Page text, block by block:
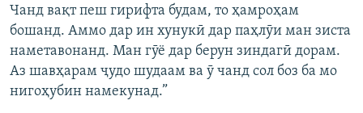
Чанд вақт пеш гирифта будам, то ҳамроҳам
бошанд. Аммо дар ин хунукӣ дар паҳлӯи ман зиста
наметавонанд. Ман гӯё дар берун зиндагӣ дорам.
Аз шавҳарам ҷудо шудаам ва ӯ чанд сол боз ба мо
нигоҳубин намекунад.”